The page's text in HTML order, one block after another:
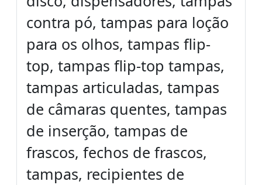
contra pó, tampas para loção
para os olhos, tampas flip-
top, tampas flip-top tampas,
tampas articuladas, tampas
de câmaras quentes, tampas
de inserção, tampas de
frascos, fechos de frascos,
tampas, recipientes de